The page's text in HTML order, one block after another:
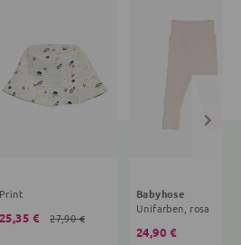
Print
25,35 € 27,90 €
Babyhose
Unifarben, rosa
24,90 €